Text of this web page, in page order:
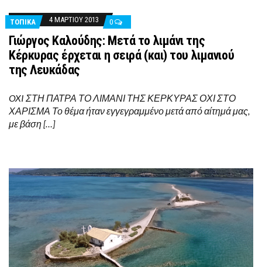
ΤΟΠΙΚΑ 4 ΜΑΡΤΊΟΥ 2013 0
Γιώργος Καλούδης: Μετά το λιμάνι της
Κέρκυρας έρχεται η σειρά (και) του λιμανιού
της Λευκάδας
OXI ΣΤΗ ΠΑΤΡΑ ΤΟ ΛΙΜΑΝΙ ΤΗΣ ΚΕΡΚΥΡΑΣ ΟΧΙ ΣΤΟ
ΧΑΡΙΣΜΑ Το θέμα ήταν εγγεγραμμένο μετά από αίτημά μας,
με βάση […]